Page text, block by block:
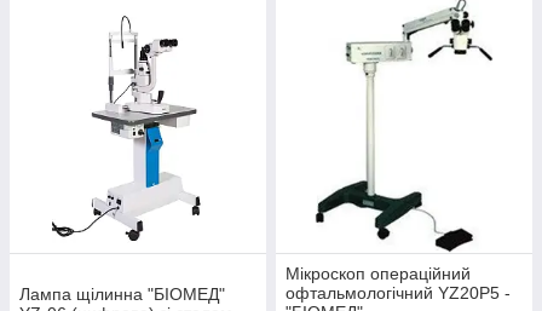
Лампа щілинна "БІОМЕД"
Мікроскоп операційний
офтальмологічний YZ20Р5 -